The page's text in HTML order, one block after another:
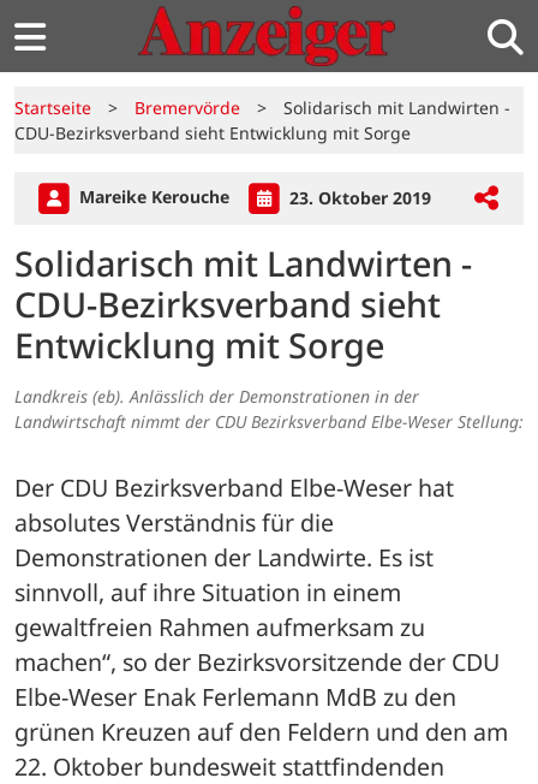
Startseite > Bremervörde >
Solidarisch mit Landwirten -
CDU-Bezirksverband sieht Entwicklung mit Sorge
Mareike Kerouche 23. Oktober 2019
Solidarisch mit Landwirten -
CDU-Bezirksverband sieht
Entwicklung mit Sorge
Landkreis (eb). Anlässlich der Demonstrationen in der
Landwirtschaft nimmt der CDU Bezirksverband Elbe-Weser Stellung:
Der CDU Bezirksverband Elbe-Weser hat
absolutes Verständnis für die
Demonstrationen der Landwirte. Es ist
sinnvoll, auf ihre Situation in einem
gewaltfreien Rahmen aufmerksam zu
machen“, so der Bezirksvorsitzende der CDU
Elbe-Weser Enak Ferlemann MdB zu den
grünen Kreuzen auf den Feldern und den am
22. Oktober bundesweit stattfindenden